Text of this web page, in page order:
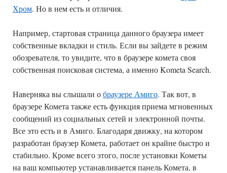
Хром. Но в нем есть и отличия.
Например, стартовая страница данного браузера имеет
собственные вкладки и стиль. Если вы зайдете в режим
обозревателя, то увидите, что в браузере комета своя
собственная поисковая система, а именно Kometa Search.
Наверняка вы слышали обраузере Амиго. Так вот, в
браузере Комета также есть функция приема мгновенных
сообщений из социальных сетей и электронной почты.
Все это есть и в Амиго. Благодаря движку, на котором
разработан браузер Комета, работает он крайне быстро и
стабильно. Кроме всего этого, после установки Кометы
на ваш компьютер устанавливается панель Комета, в